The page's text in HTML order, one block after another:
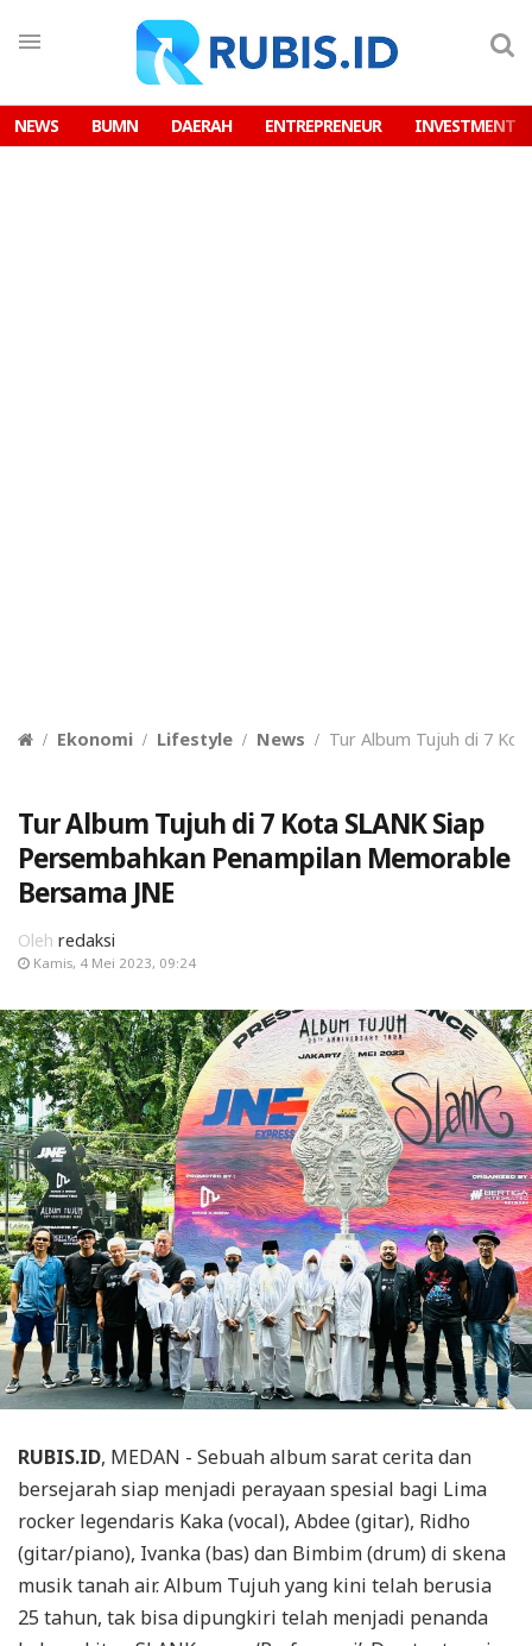
NEWS BUMN DAERAH ENTREPRENEUR INVESTMENT
Ekonomi Lifestyle News Tur Album Tujuh di 7
Tur Album Tujuh di 7 Kota SLANK Siap
Persembahkan Penampilan Memorable
Bersama JNE
Oleh redaksi
Kamis, 4 Mei 2023, 09:24
RUBIS.ID, MEDAN - Sebuah album sarat cerita dan
bersejarah siap menjadi perayaan spesial bagi Lima
rocker legendaris Kaka (vocal), Abdee (gitar), Ridho
(gitar/piano), Ivanka (bas) dan Bimbim (drum) di skena
musik tanah air. Album Tujuh yang kini telah berusia
25 tahun, tak bisa dipungkiri telah menjadi penanda